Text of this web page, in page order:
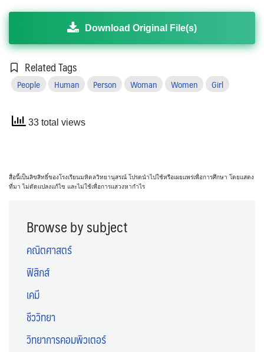
Download Original File(s)
Related Tags
People Human Person Woman Women Girl
33 total views
สื่อนี้เป็นลิขสิทธิ์ของโรงเรียนมหิดลวิทยานุสรณ์ โปรดนำไปใช้หรือเผยแพร่เพื่อการศึกษา โดยแสดง
ที่มา ไม่ดัดแปลงแก้ไข และไม่ใช้เพื่อการแสวงหากำไร
Browse by subject
คณิตศาสตร์
ฟิสิกส์
เคมี
ชีววิทยา
วิทยาการคอมพิวเตอร์